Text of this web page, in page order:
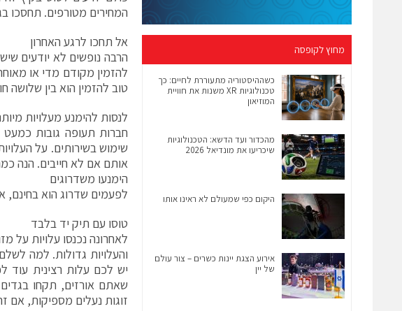
המחירים מטורפים. תחסכו
אל תחכו לרגע האחרון
הרבה נופשים לא יודעים
להזמין מקודם מדי או
טוב להזמין הוא בין שלושה
לנסות להימנע מעלויות
חברות תעופה גובות
שימוש בשירותים. על
אותם אם לא חייבים. הנה
הימנעו משדרוגים
לפעמים שדרוג הוא בחינם,
טוסו עם תיק יד בלבד
לאחרונה נכנסו עלויות על
והעלויות גדולות. למה
יש לכם עלות רצינית עוד
שאתם אורזים, תקחו
זוגות נעלים מספיקות, אם
מחוץ לקופסה
כשההיסטוריה מתעוררת לחיים: כך
טכנולוגיות XR משנות את חוויית
המוזיאון
מהכדור ועד הדשא: הטכנולוגיות
שיכריעו את מונדיאל 2026
היקום כפי שמעולם לא ראינו אותו
אירוע הצגת יינות כשרים – צור עולם
של יין